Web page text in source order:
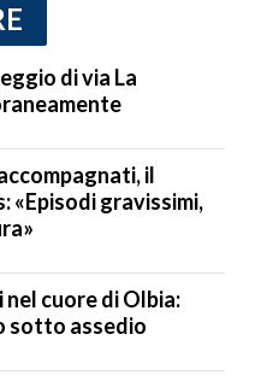
di via La
il
«Episodi gravissimi,
cuore di Olbia:
sotto assedio